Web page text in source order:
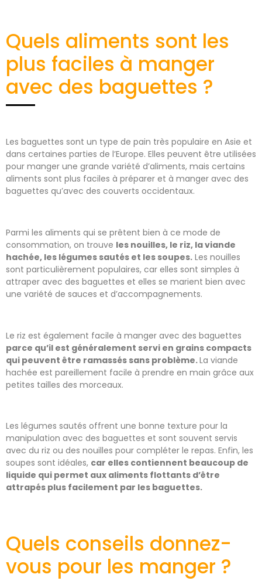
Quels aliments sont les
plus faciles à manger
avec des baguettes ?
Les baguettes sont un type de pain très populaire en Asie et
dans certaines parties de l’Europe. Elles peuvent être utilisées
pour manger une grande variété d’aliments, mais certains
aliments sont plus faciles à préparer et à manger avec des
baguettes qu’avec des couverts occidentaux.
Parmi les aliments qui se prêtent bien à ce mode de
consommation, on trouve les nouilles, le riz, la viande
hachée, les légumes sautés et les soupes. Les nouilles
sont particulièrement populaires, car elles sont simples à
attraper avec des baguettes et elles se marient bien avec
une variété de sauces et d’accompagnements.
Le riz est également facile à manger avec des baguettes
parce qu’il est généralement servi en grains compacts
qui peuvent être ramassés sans problème.La viande
hachée est pareillement facile à prendre en main grâce aux
petites tailles des morceaux.
Les légumes sautés offrent une bonne texture pour la
manipulation avec des baguettes et sont souvent servis
avec du riz ou des nouilles pour compléter le repas. Enfin, les
soupes sont idéales, car elles contiennent beaucoup de
liquide qui permet aux aliments flottants d’être
attrapés plus facilement par les baguettes.
Quels conseils donnez-
vous pour les manger ?